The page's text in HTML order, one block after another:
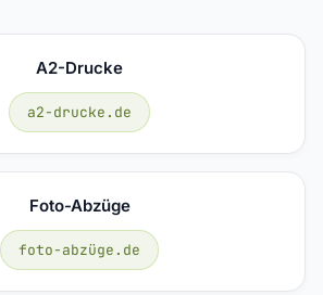
A2-Drucke
a2-drucke.de
Foto-Abzüge
foto-abzüge.de